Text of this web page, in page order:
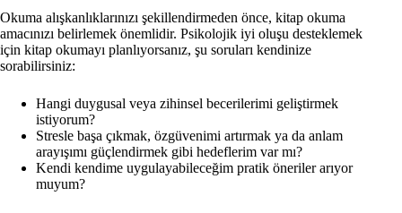
Okuma alışkanlıklarınızı şekillendirmeden önce, kitap okuma
amacınızı belirlemek önemlidir. Psikolojik iyi oluşu desteklemek
için kitap okumayı planlıyorsanız, şu soruları kendinize
sorabilirsiniz:
Hangi duygusal veya zihinsel becerilerimi geliştirmek
istiyorum?
Stresle başa çıkmak, özgüvenimi artırmak ya da anlam
arayışımı güçlendirmek gibi hedeflerim var mı?
Kendi kendime uygulayabileceğim pratik öneriler arıyor
muyum?